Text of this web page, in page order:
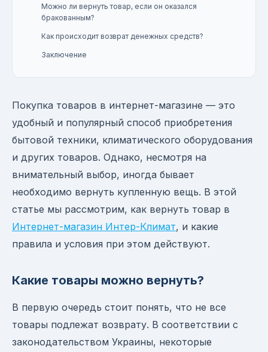
Можно ли вернуть товар, если он оказался
бракованным?
Как происходит возврат денежных средств?
Заключение
Покупка товаров в интернет-магазине — это
удобный и популярный способ приобретения
бытовой техники, климатического оборудования
и других товаров. Однако, несмотря на
внимательный выбор, иногда бывает
необходимо вернуть купленную вещь. В этой
статье мы рассмотрим, как вернуть товар в
Интернет-магазин Интер-Климат, и какие
правила и условия при этом действуют.
Какие товары можно вернуть?
В первую очередь стоит понять, что не все
товары подлежат возврату. В соответствии с
законодательством Украины, некоторые